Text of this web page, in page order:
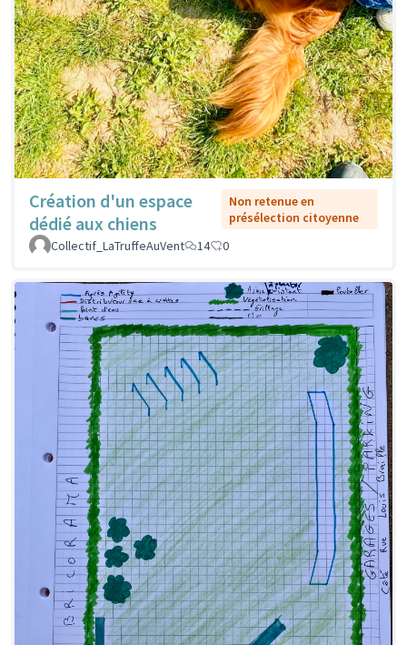
Création d'un espace
dédié aux chiens
Non retenue en
présélection citoyenne
Collectif_LaTruffeAuVent
14 0